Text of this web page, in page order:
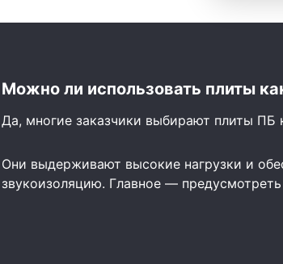
Можно ли использовать плиты
Да, многие заказчики выбирают плиты ПБ
Они выдерживают высокие нагрузки и
звукоизоляцию. Главное —